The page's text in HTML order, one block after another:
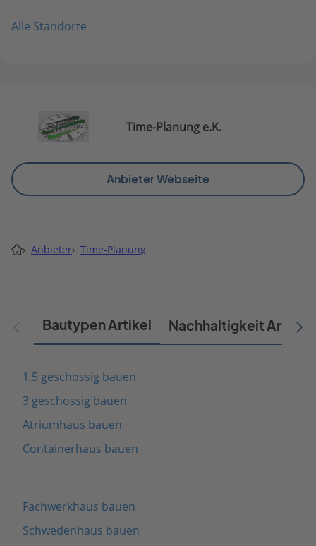
Alle Standorte
Time-Planung e.K.
Anbieter Webseite
› Anbieter› Time-Planung
Bautypen Artikel Nachhaltigkeit Artikel
1,5 geschossig bauen
3 geschossig bauen
Atriumhaus bauen
Containerhaus bauen
Fachwerkhaus bauen
Schwedenhaus bauen